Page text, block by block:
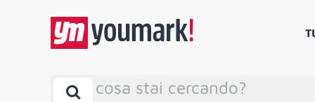
cosa stai cercando?